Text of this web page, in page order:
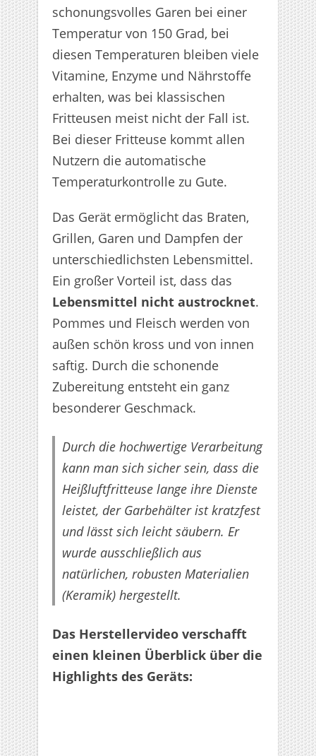
schonungsvolles Garen bei einer
Temperatur von 150 Grad, bei
diesen Temperaturen bleiben viele
Vitamine, Enzyme und Nährstoffe
erhalten, was bei klassischen
Fritteusen meist nicht der Fall ist.
Bei dieser Fritteuse kommt allen
Nutzern die automatische
Temperaturkontrolle zu Gute.
Das Gerät ermöglicht das Braten,
Grillen, Garen und Dampfen der
unterschiedlichsten Lebensmittel.
Ein großer Vorteil ist, dass das
Lebensmittel nicht austrocknet.
Pommes und Fleisch werden von
außen schön kross und von innen
saftig. Durch die schonende
Zubereitung entsteht ein ganz
besonderer Geschmack.
Durch die hochwertige Verarbeitung
kann man sich sicher sein, dass die
Heißluftfritteuse lange ihre Dienste
leistet, der Garbehälter ist kratzfest
und lässt sich leicht säubern. Er
wurde ausschließlich aus
natürlichen, robusten Materialien
(Keramik) hergestellt.
Das Herstellervideo verschafft
einen kleinen Überblick über die
Highlights des Geräts: